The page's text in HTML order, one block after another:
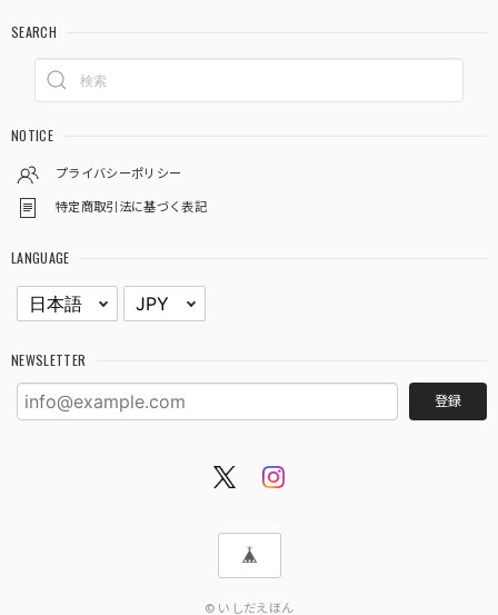
SEARCH
NOTICE
プライバシーポリシー
特定商取引法に基づく表記
LANGUAGE
NEWSLETTER
登録
© いしだえほん